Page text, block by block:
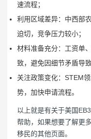
速流程；
利用区域差异‌：中西部
迫切，竞争压力较小；
材料准备充分‌：工资单
致，避免因细节矛盾导致
关注政策变化‌：STEM
势，加快申请流程。
以上就是有关于美国
帮助，如果想要了解更
移民的其他页面。